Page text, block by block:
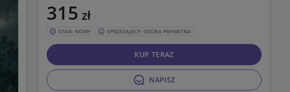
315 zł
STAN: NOWY SPRZEDAJĄCY: OSOBA PRYWATNA
NAPISZ
KUP TERAZ